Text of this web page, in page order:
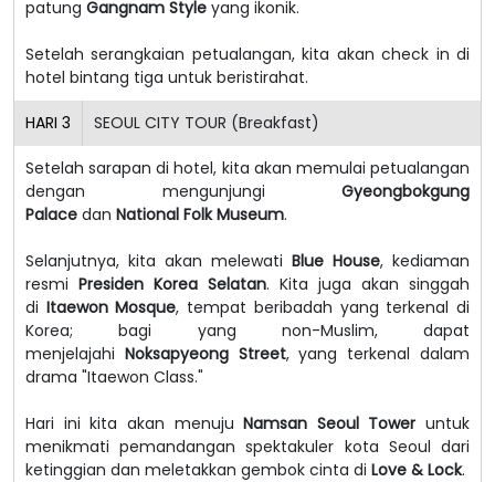
patung Gangnam Style yang ikonik.
Setelah serangkaian petualangan, kita akan check in di
hotel bintang tiga untuk beristirahat.
HARI 3 SEOUL CITY TOUR (Breakfast)
Setelah sarapan di hotel, kita akan memulai petualangan
dengan mengunjungi Gyeongbokgung
Palace dan National Folk Museum.
Selanjutnya, kita akan melewati Blue House, kediaman
resmi Presiden Korea Selatan. Kita juga akan singgah
di Itaewon Mosque, tempat beribadah yang terkenal di
Korea; bagi yang non-Muslim, dapat
menjelajahi Noksapyeong Street, yang terkenal dalam
drama "Itaewon Class."
Hari ini kita akan menujuNamsan Seoul Tower untuk
menikmati pemandangan spektakuler kota Seoul dari
ketinggian dan meletakkan gembok cinta di Love & Lock.